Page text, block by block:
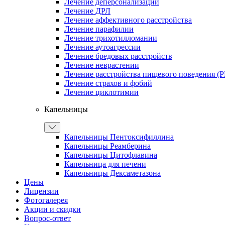
Лечение деперсонализации
Лечение ДРЛ
Лечение аффективного расстройства
Лечение парафилии
Лечение трихотилломании
Лечение аутоагрессии
Лечение бредовых расстройств
Лечение неврастении
Лечение расстройства пищевого поведения
Лечение страхов и фобий
Лечение циклотимии
Капельницы
Капельницы Пентоксифиллина
Капельницы Реамберина
Капельницы Цитофлавина
Капельница для печени
Капельницы Дексаметазона
Цены
Лицензии
Фотогалерея
Акции и скидки
Вопрос-ответ